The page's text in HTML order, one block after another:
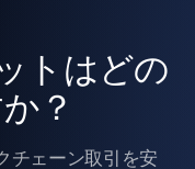
トはどの
？
チェーン取引を安